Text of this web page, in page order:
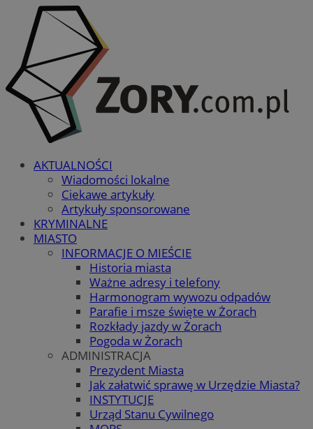
AKTUALNOŚCI
Wiadomości lokalne
Ciekawe artykuły
Artykuły sponsorowane
KRYMINALNE
MIASTO
INFORMACJE O MIEŚCIE
Historia miasta
Ważne adresy i telefony
Harmonogram wywozu odpadów
Parafie i msze święte w Żorach
Rozkłady jazdy w Żorach
Pogoda w Żorach
ADMINISTRACJA
Prezydent Miasta
Jak załatwić sprawę w Urzędzie Miasta?
INSTYTUCJE
Urząd Stanu Cywilnego